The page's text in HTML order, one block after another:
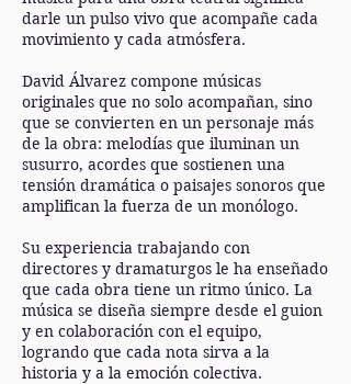
darle un pulso vivo que acompañe cada
movimiento y cada atmósfera.
David Álvarez compone músicas
originales que no solo acompañan, sino
que se convierten en un personaje más
de la obra: melodías que iluminan un
susurro, acordes que sostienen una
tensión dramática o paisajes sonoros que
amplifican la fuerza de un monólogo.
Su experiencia trabajando con
directores y dramaturgos le ha enseñado
que cada obra tiene un ritmo único. La
música se diseña siempre desde el guion
y en colaboración con el equipo,
logrando que cada nota sirva a la
historia y a la emoción colectiva.